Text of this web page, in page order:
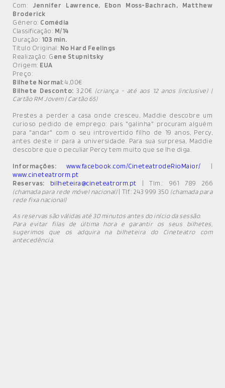
Com: Jennifer Lawrence, Ebon Moss-Bachrach, Matthew
Broderick
Género: Comédia
Classificação: M/14
Duração: 103 min.
Título Original: No Hard Feelings
Realização: Gene Stupnitsky
Origem: EUA
Preço:
Bilhete Normal:4,00€
Bilhete Desconto: 3,20€ (criança - até aos 12 anos (inclusive) |
Cartão RM Jovem | Cartão 65)
Prestes a perder a casa onde cresceu, Maddie descobre um
curioso pedido de emprego: pais "galinha" procuram alguém
para "andar" com o seu introvertido filho de 19 anos, Percy,
antes deste ir para a universidade. Para sua surpresa, Maddie
descobre que o peculiar Percy tem muito que se lhe diga.
Informações: www.facebook.com/CineteatrodeRioMaior/ |
www.cineteatrorm.pt
Reservas:
bilheteira@cineteatrorm.pt | Tlm.: 961 789 266
(chamada para rede móvel nacional)| Tlf.: 243 999 350 (chamada para
rede fixa nacional)
As reservas são válidas até 30 minutos antes do início da sessão.
Para evitar filas de última hora e garantir os seus bilhetes,
sugerimos que os adquira na bilheteira do Cineteatro com
antecedência.